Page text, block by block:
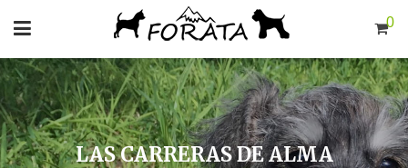
0
LAS CARRERAS DE ALMA